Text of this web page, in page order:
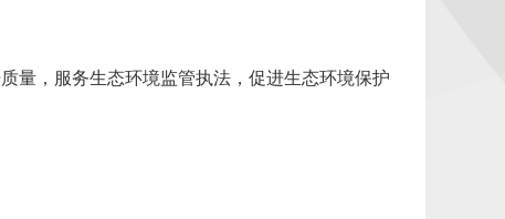
量，服务生态环境监管执法，促进生态环境保护